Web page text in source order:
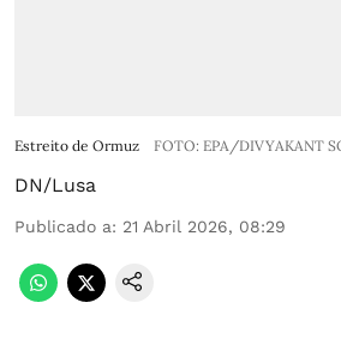
Estreito de Ormuz FOTO: EPA/DIVYAKANT
DN/Lusa
Publicado a: 21 Abril 2026, 08:29